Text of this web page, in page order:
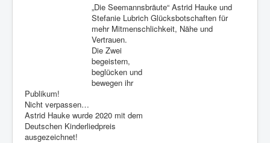
„Die Seemannsbräute“ Astrid Hauke und
Stefanie Lubrich Glücksbotschaften für
mehr Mitmenschlichkeit, Nähe und
Vertrauen.
Die Zwei
begeistern,
beglücken und
bewegen ihr
Publikum!
Nicht verpassen…
Astrid Hauke wurde 2020 mit dem
Deutschen Kinderliedpreis
ausgezeichnet!